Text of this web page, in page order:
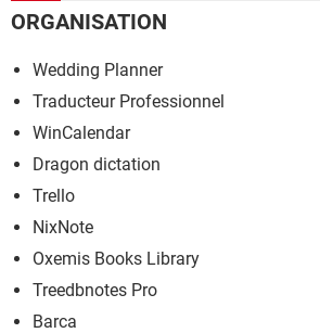
ORGANISATION
Wedding Planner
Traducteur Professionnel
WinCalendar
Dragon dictation
Trello
NixNote
Oxemis Books Library
Treedbnotes Pro
Barca